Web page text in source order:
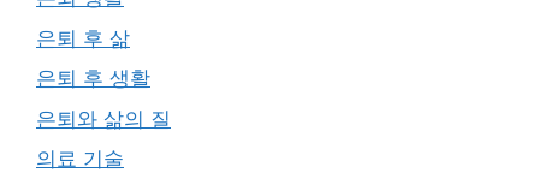
은퇴 후 삶
은퇴 후 생활
은퇴와 삶의 질
의료 기술